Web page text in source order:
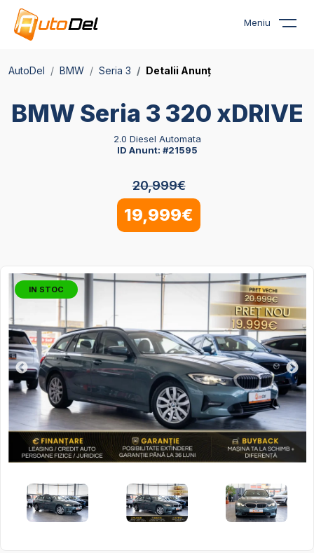
Meniu
AutoDel BMW Seria 3 Detalii Anunț
BMW Seria 3 320 xDRIVE
2.0 Diesel Automata
ID Anunt: #21595
20,999€
19,999€
IN STOC